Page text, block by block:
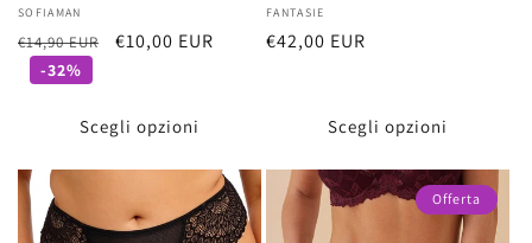
Fornitore:
SOFIAMAN
Prezzo
€14,90 EUR
Prezzo
€10,00 EUR
-32%
Scegli opzioni
Fornitore:
FANTASIE
Prezzo
€42,00 EUR
Scegli opzioni
Offerta